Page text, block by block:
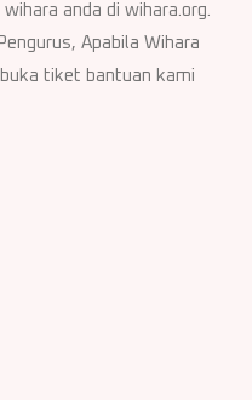
anda di wihara.org.
Apabila Wihara
tiket bantuan kami